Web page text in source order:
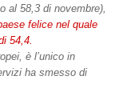
al 58,3 di novembre),
felice nel quale
54,4.
è l’unico in
ha smesso di